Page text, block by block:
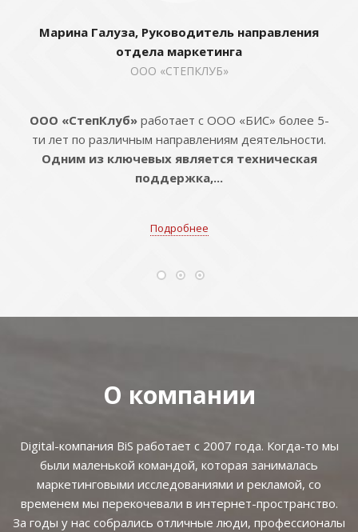
Марина Галуза, Руководитель направления
отдела маркетинга
ООО «СТЕПКЛУБ»
ООО «СтепКлуб»работает с ООО «БИС» более 5-
ти лет по различным направлениям деятельности.
Одним из ключевых является техническая
поддержка,...
Подробнее
О компании
Digital-компания BiS работает с 2007 года. Когда-то мы
были маленькой командой, которая занималась
маркетинговыми исследованиями и рекламой, со
временем мы перекочевали в интернет-пространство.
За годы у нас собрались отличные люди, профессионалы